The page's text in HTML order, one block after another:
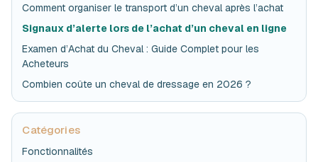
Comment organiser le transport d’un cheval après l’achat
Signaux d’alerte lors de l’achat d’un cheval en ligne
Examen d’Achat du Cheval : Guide Complet pour les
Acheteurs
Combien coûte un cheval de dressage en 2026 ?
Catégories
Fonctionnalités